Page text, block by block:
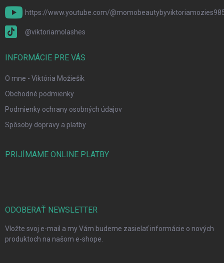
https://www.youtube.com/
@viktoriamolashes
INFORMÁCIE PRE VÁS
O mne - Viktória Možiešik
Obchodné podmienky
Podmienky ochrany osobných údajov
Spôsoby dopravy a platby
PRIJÍMAME ONLINE PLATBY
ODOBERAŤ NEWSLETTER
Vložte svoj e-mail a my Vám budeme zasielať informácie o nových
produktoch na našom e-shope.